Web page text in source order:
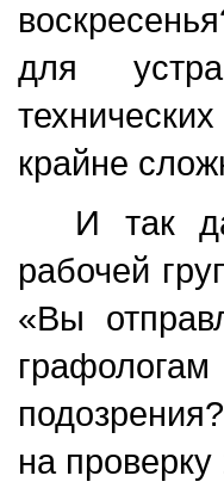
для
крайне
И так
рабочей
«Вы
на